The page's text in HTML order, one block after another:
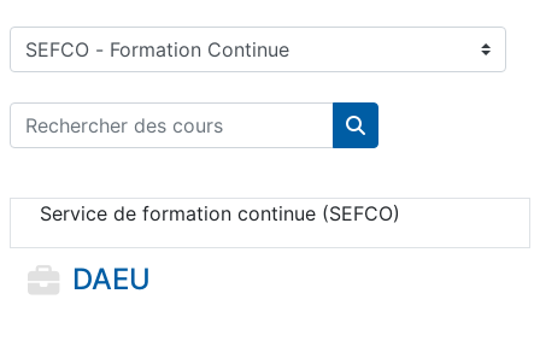
Catégories de cours
Rechercher des cours
Rechercher des
Service de formation continue (SEFCO)
DAEU